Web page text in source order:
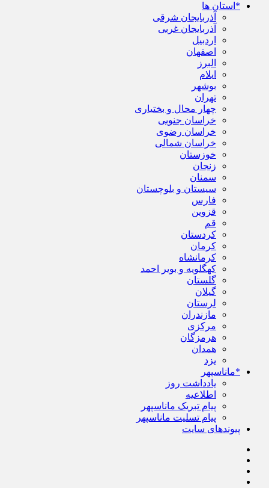
*استان ها
آذربایجان شرقی
آذربایجان غربی
اردبیل
اصفهان
البرز
ایلام
بوشهر
تهران
چهار محال و بختیاری
خراسان جنوبی
خراسان رضوی
خراسان شمالی
خوزستان
زنجان
سمنان
سیستان و بلوچستان
فارس
قزوین
قم
کردستان
کرمان
کرمانشاه
کهگلویه و بویر احمد
گلستان
گیلان
لرستان
مازندران
مرکزی
هرمزگان
همدان
یزد
*ماناسپهر
یادداشت روز
اطلاعیه
پیام تبریک ماناسپهر
پیام تسلیت ماناسپهر
پیوندهای سایت